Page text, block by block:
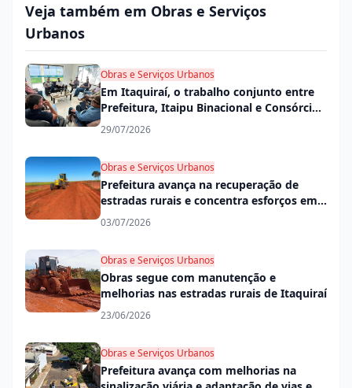
Veja também em Obras e Serviços
Urbanos
Obras e Serviços Urbanos
Em Itaquiraí, o trabalho conjunto entre
Prefeitura, Itaipu Binacional e Consórcio
Conisul garante mais desenvolvimento
29/07/2026
Obras e Serviços Urbanos
Prefeitura avança na recuperação de
estradas rurais e concentra esforços em
trechos mais críticos
03/07/2026
Obras e Serviços Urbanos
Obras segue com manutenção e
melhorias nas estradas rurais de Itaquiraí
23/06/2026
Obras e Serviços Urbanos
Prefeitura avança com melhorias na